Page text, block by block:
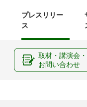
プレスリリー
ス
取材・講演会
お問い合わせ